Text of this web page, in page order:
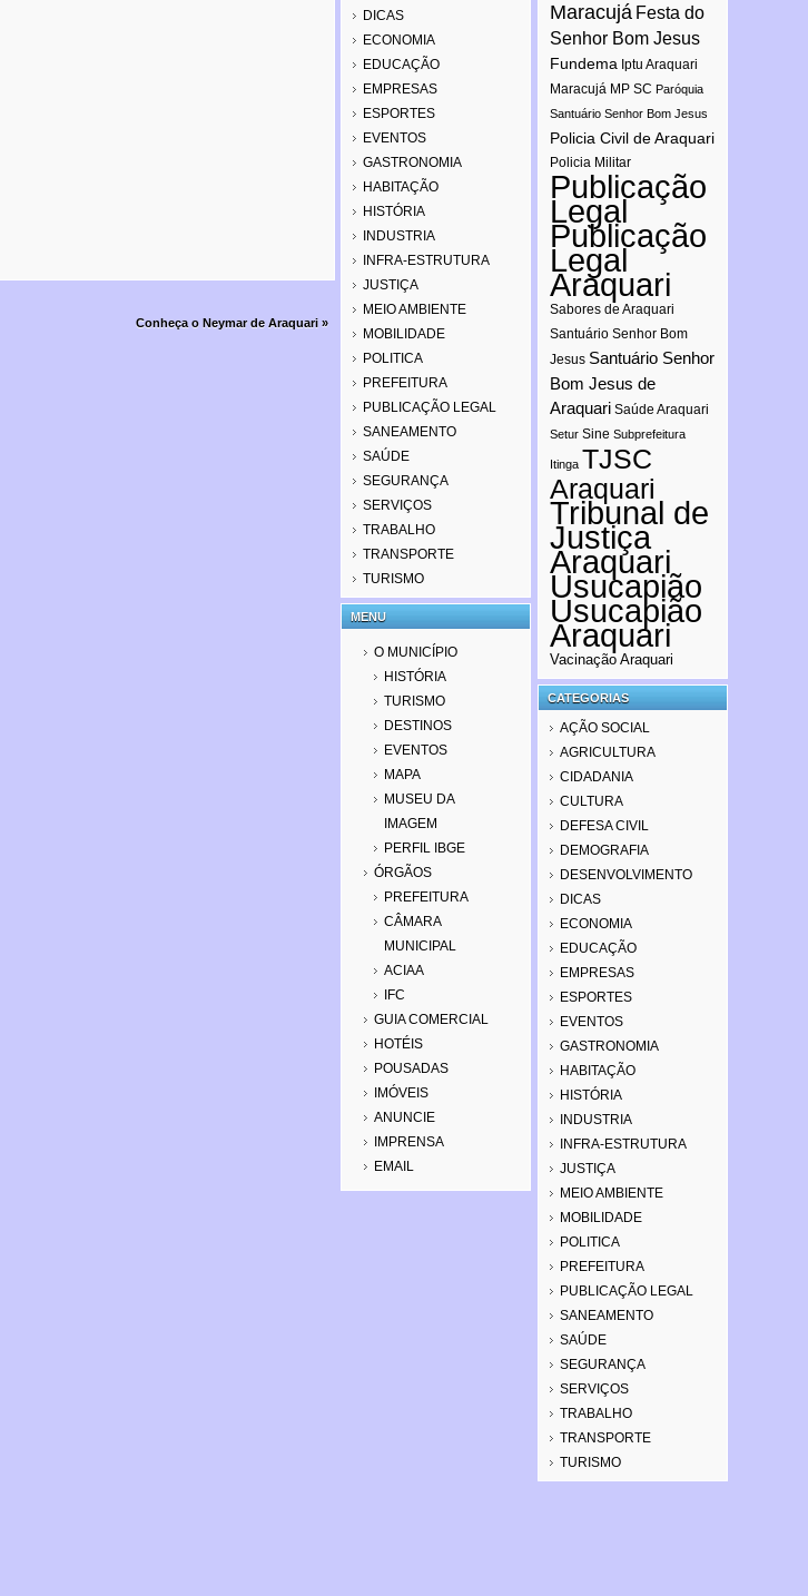
Conheça o Neymar de Araquari »
DICAS
ECONOMIA
EDUCAÇÃO
EMPRESAS
ESPORTES
EVENTOS
GASTRONOMIA
HABITAÇÃO
HISTÓRIA
INDUSTRIA
INFRA-ESTRUTURA
JUSTIÇA
MEIO AMBIENTE
MOBILIDADE
POLITICA
PREFEITURA
PUBLICAÇÃO LEGAL
SANEAMENTO
SAÚDE
SEGURANÇA
SERVIÇOS
TRABALHO
TRANSPORTE
TURISMO
MENU
O MUNICÍPIO
HISTÓRIA
TURISMO
DESTINOS
EVENTOS
MAPA
MUSEU DA
IMAGEM
PERFIL IBGE
ÓRGÃOS
PREFEITURA
CÂMARA
MUNICIPAL
ACIAA
IFC
GUIA COMERCIAL
HOTÉIS
POUSADAS
IMÓVEIS
ANUNCIE
IMPRENSA
EMAIL
Maracujá Festa do
Senhor Bom Jesus
Fundema Iptu Araquari
Maracujá MP SC Paróquia
Santuário Senhor Bom Jesus
Policia Civil de Araquari
Policia Militar
Publicação
Legal
Publicação
Legal
Araquari
Sabores de Araquari
Santuário Senhor Bom
Jesus Santuário Senhor
Bom Jesus de
Araquari Saúde Araquari
Setur Sine Subprefeitura
Itinga TJSC
Araquari
Tribunal de
Justiça
Araquari
Usucapião
Usucapião
Araquari
Vacinação Araquari
CATEGORIAS
AÇÃO SOCIAL
AGRICULTURA
CIDADANIA
CULTURA
DEFESA CIVIL
DEMOGRAFIA
DESENVOLVIMENTO
DICAS
ECONOMIA
EDUCAÇÃO
EMPRESAS
ESPORTES
EVENTOS
GASTRONOMIA
HABITAÇÃO
HISTÓRIA
INDUSTRIA
INFRA-ESTRUTURA
JUSTIÇA
MEIO AMBIENTE
MOBILIDADE
POLITICA
PREFEITURA
PUBLICAÇÃO LEGAL
SANEAMENTO
SAÚDE
SEGURANÇA
SERVIÇOS
TRABALHO
TRANSPORTE
TURISMO